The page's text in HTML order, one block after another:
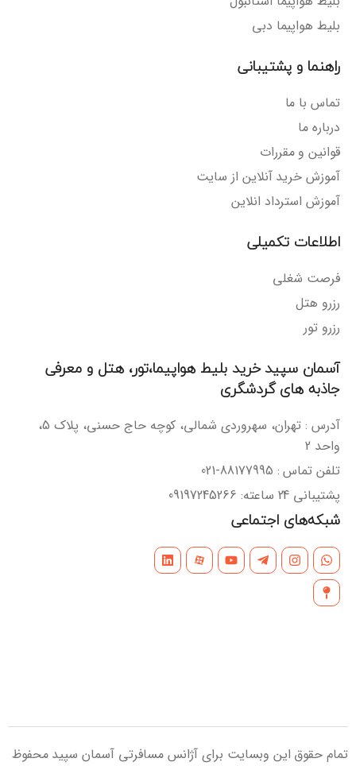
بلیط هواپیما دبی
راهنما و پشتیبانی
تماس با ما
درباره ما
قوانین و مقررات
آموزش خرید آنلاین از سایت
آموزش استرداد انلاین
اطلاعات تکمیلی
فرصت شغلی
رزرو هتل
رزرو تور
آسمان سپید خرید بلیط هواپیما،تور، هتل و معرفی
جاذبه های گردشگری
آدرس : تهران، سهروردی شمالی، کوچه حاج حسنی، پلاک 5،
واحد 2
تلفن تماس : 88177995-021
پشتیبانی 24 ساعته: 09197245266
شبکه‌های اجتماعی
تمام حقوق این وبسایت برای آژانس مسافرتی آسمان سپید محفوظ